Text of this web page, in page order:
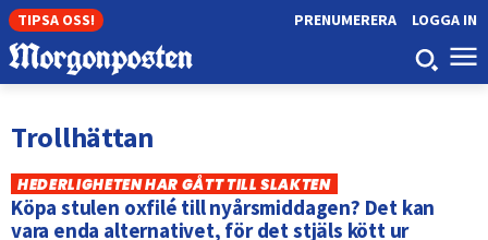
TIPSA OSS! LOGGA IN
PRENUMERERA
Trollhättan
HEDERLIGHETEN HAR GÅTT TILL SLAKTEN
Köpa stulen oxfilé till nyårsmiddagen? Det kan
vara enda alternativet, för det stjäls kött ur